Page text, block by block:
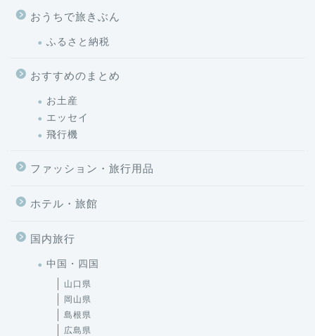
おうちで旅きぶん
ふるさと納税
おすすめのまとめ
お土産
エッセイ
飛行機
ファッション・旅行用品
ホテル・旅館
国内旅行
中国・四国
山口県
岡山県
島根県
広島県